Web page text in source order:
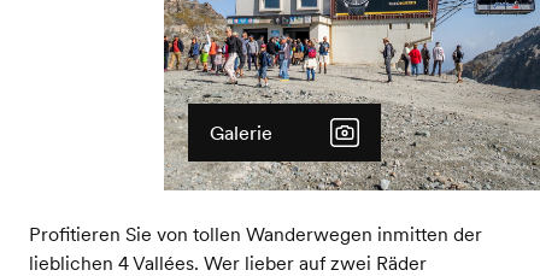
Galerie
Profitieren Sie von tollen Wanderwegen inmitten der
lieblichen 4 Vallées. Wer lieber auf zwei Räder